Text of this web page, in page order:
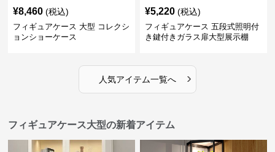
¥8,460 (税込)
フィギュアケース 大型 コレクシ
ョンショーケース
¥5,220 (税込)
フィギュアケース 五段式照明付
き鍵付きガラス扉大型展示棚
人気アイテム一覧へ ›
フィギュアケース大型の新着アイテム